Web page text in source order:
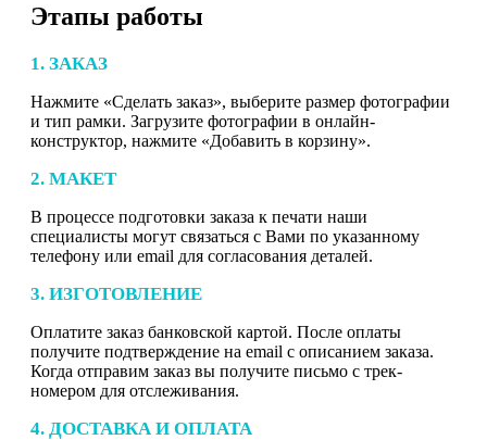
Этапы работы
1. ЗАКАЗ
Нажмите «Сделать заказ», выберите размер фотографии
и тип рамки. Загрузите фотографии в онлайн-
конструктор, нажмите «Добавить в корзину».
2. МАКЕТ
В процессе подготовки заказа к печати наши
специалисты могут связаться с Вами по указанному
телефону или email для согласования деталей.
3. ИЗГОТОВЛЕНИЕ
Оплатите заказ банковской картой. После оплаты
получите подтверждение на email с описанием заказа.
Когда отправим заказ вы получите письмо с трек-
номером для отслеживания.
4. ДОСТАВКА И ОПЛАТА